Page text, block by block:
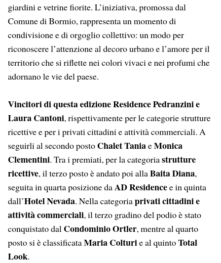
giardini e vetrine fiorite. L’iniziativa, promossa dal
Comune di Bormio, rappresenta un momento di
condivisione e di orgoglio collettivo: un modo per
riconoscere l’attenzione al decoro urbano e l’amore per il
territorio che si riflette nei colori vivaci e nei profumi che
adornano le vie del paese.
Vincitori di questa edizione Residence Pedranzini e
Laura Cantoni, rispettivamente per le categorie strutture
ricettive e per i privati cittadini e attività commerciali. A
seguirli al secondo posto Chalet TaniaeMonica
Clementini. Tra i premiati, per la categoriastrutture
ricettive, il terzo posto è andato poi allaBaita Diana,
seguita in quarta posizione daAD Residencee in quinta
dall’Hotel Nevada. Nella categoriaprivati cittadini e
attività commerciali, il terzo gradino del podio è stato
conquistato dal Condominio Ortler, mentre al quarto
posto si è classificataMaria Colturie al quintoTotal
Look.